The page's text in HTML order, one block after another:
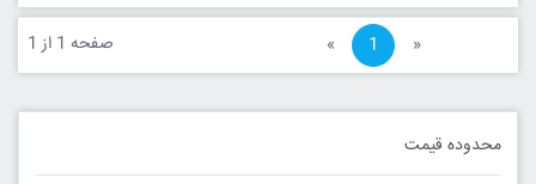
« 1 » صفحه 1 از 1
محدوده قیمت